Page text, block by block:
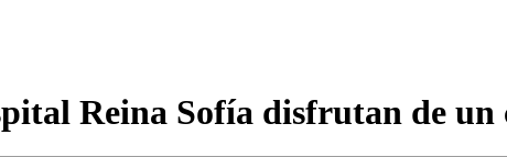
Reina Sofía disfrutan de